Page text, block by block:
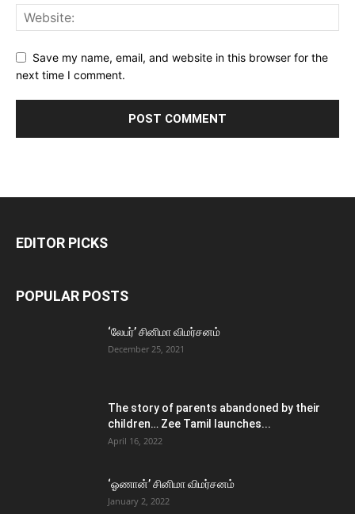
Save my name, email, and website in this browser for the
next time I comment.
EDITOR PICKS
POPULAR POSTS
‘லேபர்’ சினிமா விமர்சனம்
December 25, 2021
The story of parents abandoned by their
children… Zee Tamil launches...
April 16, 2022
‘ஓணான்’ சினிமா விமர்சனம்
January 2, 2022